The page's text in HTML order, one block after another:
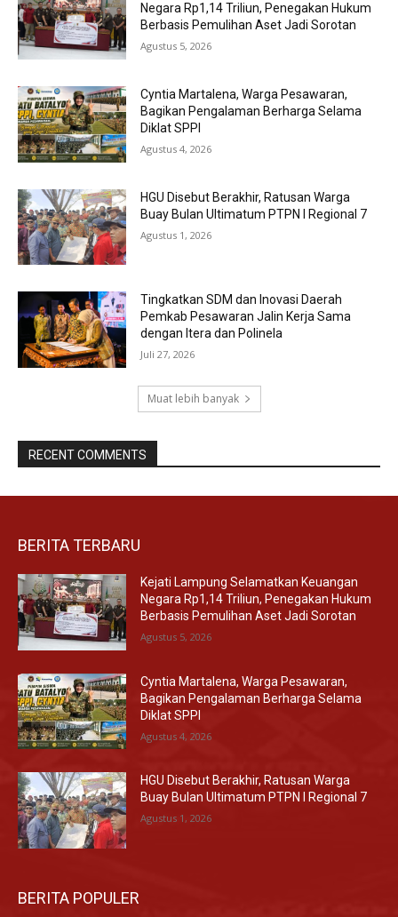
Negara Rp1,14 Triliun, Penegakan Hukum
Berbasis Pemulihan Aset Jadi Sorotan
Agustus 5, 2026
Cyntia Martalena, Warga Pesawaran,
Bagikan Pengalaman Berharga Selama
Diklat SPPI
Agustus 4, 2026
HGU Disebut Berakhir, Ratusan Warga
Buay Bulan Ultimatum PTPN I Regional 7
Agustus 1, 2026
Tingkatkan SDM dan Inovasi Daerah
Pemkab Pesawaran Jalin Kerja Sama
dengan Itera dan Polinela
Juli 27, 2026
Muat lebih banyak
RECENT COMMENTS
BERITA TERBARU
Kejati Lampung Selamatkan Keuangan
Negara Rp1,14 Triliun, Penegakan Hukum
Berbasis Pemulihan Aset Jadi Sorotan
Agustus 5, 2026
Cyntia Martalena, Warga Pesawaran,
Bagikan Pengalaman Berharga Selama
Diklat SPPI
Agustus 4, 2026
HGU Disebut Berakhir, Ratusan Warga
Buay Bulan Ultimatum PTPN I Regional 7
Agustus 1, 2026
BERITA POPULER